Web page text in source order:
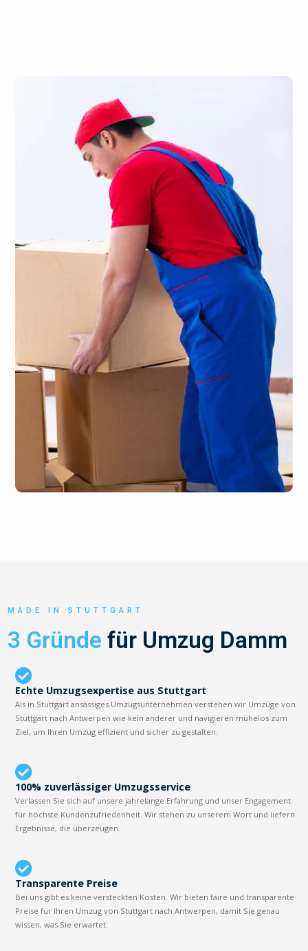
MADE IN STUTTGART
3 Gründe für Umzug Damm
Echte Umzugsexpertise aus Stuttgart
Als in Stuttgart ansässiges Umzugsunternehmen verstehen wir Umzüge von
Stuttgart nach Antwerpen wie kein anderer und navigieren mühelos zum
Ziel, um Ihren Umzug effizient und sicher zu gestalten.
100% zuverlässiger Umzugsservice
Verlassen Sie sich auf unsere jahrelange Erfahrung und unser Engagement
für höchste Kundenzufriedenheit. Wir stehen zu unserem Wort und liefern
Ergebnisse, die überzeugen.
Transparente Preise
Bei uns gibt es keine versteckten Kosten. Wir bieten faire und transparente
Preise für Ihren Umzug von Stuttgart nach Antwerpen, damit Sie genau
wissen, was Sie erwartet.